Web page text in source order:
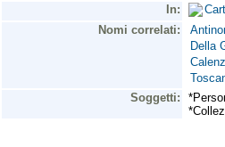
In:
Nomi correlati:
Della
Soggetti: